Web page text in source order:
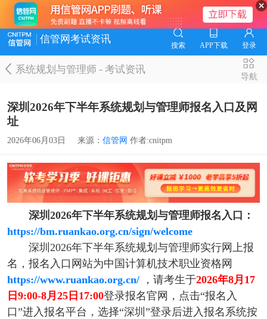
信管网考试资讯
搜索 APP下载 登录
系统规划与管理师-考试资讯
导航
深圳2026年下半年系统规划与管理师报名入口及网
址
2026年06月03日 来源： 信管网 作者:cnitpm
深圳2026年下半年系统规划与管理师报名入口：
https://bm.ruankao.org.cn/sign/welcome
深圳2026年下半年系统规划与管理师实行网上报
名，报名入口网站为中国计算机技术职业资格网
https://www.ruankao.org.cn/，请考生于2026年8月17
日9:00-8月25日17:00登录报名官网，点击“报名入
口”进入报名平台，选择“深圳”登录后进入报名系统按